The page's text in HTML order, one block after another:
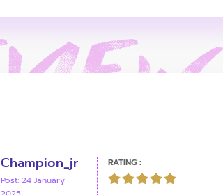
Champion_jr
Post: 24 January
RATING :